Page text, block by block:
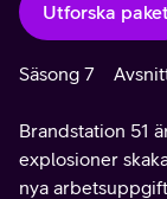
Utforska paket
Säsong 7
Brandstation 51
explosioner
nya